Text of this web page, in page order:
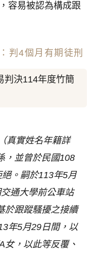
容易被認為構成跟
判4個月有期徒刑
判決114年度竹簡
真實姓名年籍詳
，並曾於民國108
。嗣於113年5月
通大學前公車站
於跟蹤騷擾之接續
年5月29日間，以
女，以此等反覆、